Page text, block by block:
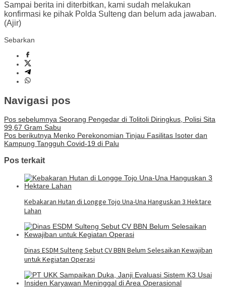
Sampai berita ini diterbitkan, kami sudah melakukan
konfirmasi ke pihak Polda Sulteng dan belum ada jawaban.
(Ajir)
Sebarkan
Navigasi pos
Pos sebelumnya Seorang Pengedar di Tolitoli Diringkus, Polisi Sita
99,67 Gram Sabu
Pos berikutnya Menko Perekonomian Tinjau Fasilitas Isoter dan
Kampung Tangguh Covid-19 di Palu
Pos terkait
Kebakaran Hutan di Longge Tojo Una-Una Hanguskan 3 Hektare
Lahan
Dinas ESDM Sulteng Sebut CV BBN Belum Selesaikan Kewajiban
untuk Kegiatan Operasi